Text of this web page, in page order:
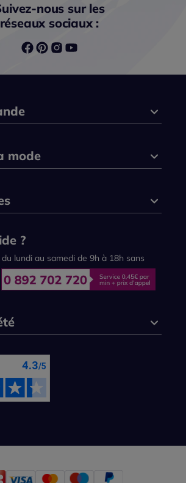
nous sur les
réseaux sociaux :
mode
?
lundi au samedi de 9h à 18h sans